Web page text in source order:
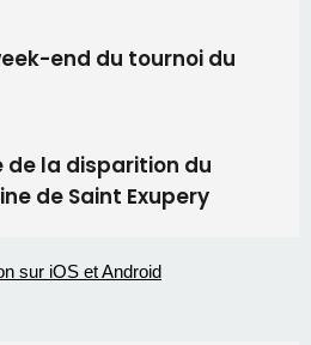
end du tournoi du
de la disparition du
de Saint Exupery